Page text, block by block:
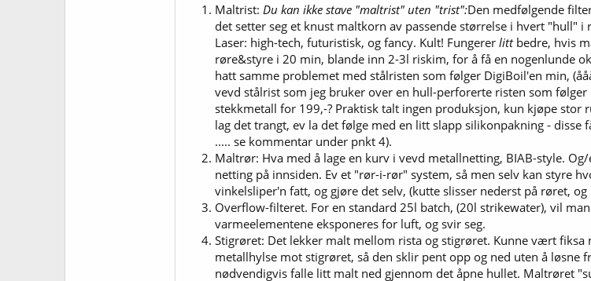
Maltrist: Du kan ikke stave "maltrist" uten "trist":Den medfølgende
det setter seg et knust maltkorn av passende størrelse i hvert "hull"
Laser: high-tech, futuristisk, og fancy. Kult! Fungerer litt bedre, hvis
røre&styre i 20 min, blande inn 2-3l riskim, for å få en nogenlunde ok
hatt samme problemet med stålristen som følger DigiBoil'en min,
vevd stålrist som jeg bruker over en hull-perforerte risten som
stekkmetall for 199,-? Praktisk talt ingen produksjon, kun kjøpe
lag det trangt, ev la det følge med en litt slapp silikonpakning -
..... se kommentar under pnkt 4).
Maltrør: Hva med å lage en kurv i vevd metallnetting, BIAB-style.
netting på innsiden. Ev et "rør-i-rør" system, så men selv kan styre
vinkelsliper'n fatt, og gjøre det selv, (kutte slisser nederst på røret,
Overflow-filteret. For en standard 25l batch, (20l strikewater), vil
varmeelementene eksponeres for luft, og svir seg.
Stigrøret: Det lekker malt mellom rista og stigrøret. Kunne vært
metallhylse mot stigrøret, så den sklir pent opp og ned uten å
nødvendigvis falle litt malt ned gjennom det åpne hullet. Maltrøret